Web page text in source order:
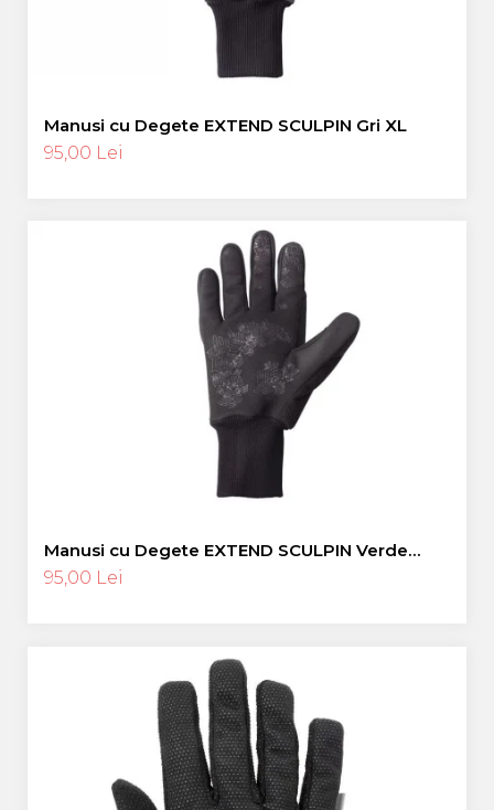
Manusi cu Degete EXTEND SCULPIN Gri XL
95,00 Lei
Manusi cu Degete EXTEND SCULPIN Verde
Neon L
95,00 Lei